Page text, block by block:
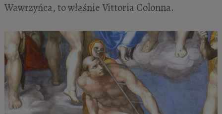
Wawrzyńca, to właśnie Vittoria Colonna.